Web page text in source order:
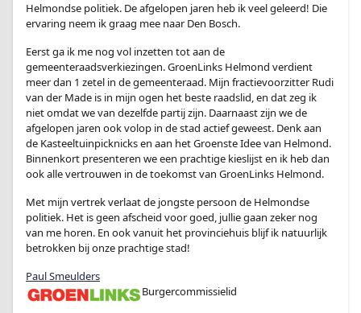
Helmondse politiek. De afgelopen jaren heb ik veel geleerd! Die
ervaring neem ik graag mee naar Den Bosch.
Eerst ga ik me nog vol inzetten tot aan de
gemeenteraadsverkiezingen. GroenLinks Helmond verdient
meer dan 1 zetel in de gemeenteraad. Mijn fractievoorzitter Rudi
van der Made is in mijn ogen het beste raadslid, en dat zeg ik
niet omdat we van dezelfde partij zijn. Daarnaast zijn we de
afgelopen jaren ook volop in de stad actief geweest. Denk aan
de Kasteeltuinpicknicks en aan het Groenste Idee van Helmond.
Binnenkort presenteren we een prachtige kieslijst en ik heb dan
ook alle vertrouwen in de toekomst van GroenLinks Helmond.
Met mijn vertrek verlaat de jongste persoon de Helmondse
politiek. Het is geen afscheid voor goed, jullie gaan zeker nog
van me horen. En ook vanuit het provinciehuis blijf ik natuurlijk
betrokken bij onze prachtige stad!
Paul Smeulders
Burgercommissielid